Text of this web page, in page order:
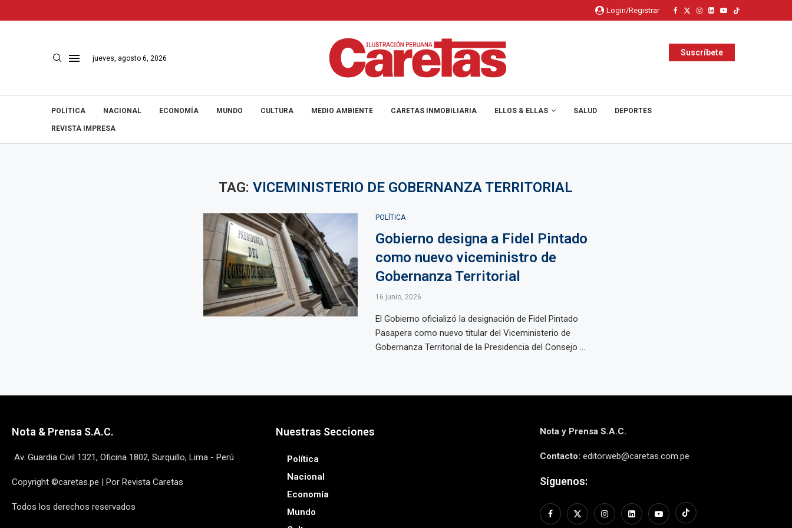
Login/Registrar
jueves, agosto 6, 2026
Suscríbete
POLÍTICA NACIONAL ECONOMÍA MUNDO CULTURA MEDIO AMBIENTE CARETAS INMOBILIARIA ELLOS & ELLAS SALUD DEPORTES
REVISTA IMPRESA
TAG:VICEMINISTERIO DE GOBERNANZA TERRITORIAL
POLÍTICA
Gobierno designa a Fidel Pintado
como nuevo viceministro de
Gobernanza Territorial
16 junio, 2026
El Gobierno oficializó la designación de Fidel Pintado
Pasapera como nuevo titular del Viceministerio de
Gobernanza Territorial de la Presidencia del Consejo ...
Nota & Prensa S.A.C.
Av. Guardia Civil 1321, Oficina 1802, Surquillo, Lima - Perú
Copyright ©caretas.pe | Por Revista Caretas
Todos los derechos reservados
Nuestras Secciones
Política
Nacional
Economía
Mundo
Nota y Prensa S.A.C.
Contacto: editorweb@caretas.com.pe
Síguenos: